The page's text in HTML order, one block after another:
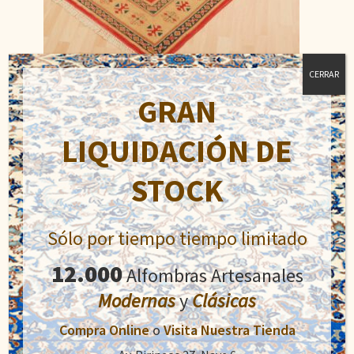
Yoruk
907,50€
El
precio
original
era:
907,50€.
484,00€El
precio
actual
es:
484,00€.
Añadir al carrito
GRAN
LIQUIDACIÓN DE
STOCK
Sólo por tiempo tiempo limitado
12.000Alfombras Artesanales
ModernasyClásicas
Compra OnlineoVisita Nuestra Tienda
CERRAR